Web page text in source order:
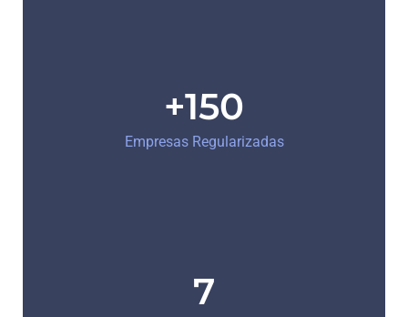
+150
Empresas Regularizadas
7